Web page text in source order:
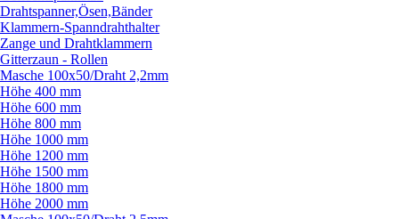
Drahtspanner,Ösen,Bänder
Klammern-Spanndrahthalter
Zange und Drahtklammern
Gitterzaun - Rollen
Masche 100x50/Draht 2,2mm
Höhe 400 mm
Höhe 600 mm
Höhe 800 mm
Höhe 1000 mm
Höhe 1200 mm
Höhe 1500 mm
Höhe 1800 mm
Höhe 2000 mm